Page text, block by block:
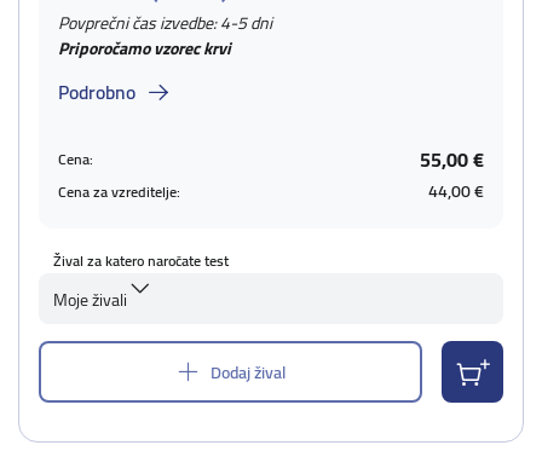
Povprečni čas izvedbe: 4-5 dni
Priporočamo vzorec krvi
Podrobno
Cena: 55,00 €
Cena za vzreditelje: 44,00 €
Žival za katero naročate test
Moje živali
Dodaj žival